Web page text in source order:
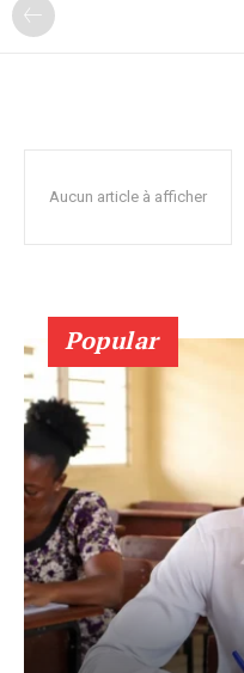
Aucun article à afficher
Popular